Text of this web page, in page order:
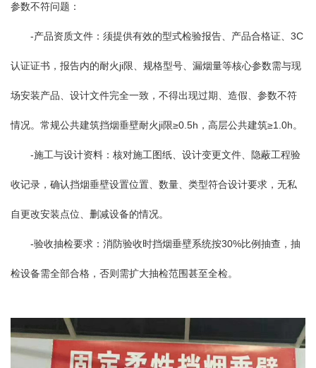
参数不符问题：
-产品资质文件：须提供有效的型式检验报告、产品合格证、3C
认证证书，报告内的耐火ji限、规格型号、漏烟量等核心参数需与现
场安装产品、设计文件完全一致，不得出现过期、造假、参数不符
情况。常规公共建筑挡烟垂壁耐火ji限≥0.5h，高层公共建筑≥1.0h。
-施工与设计资料：核对施工图纸、设计变更文件、隐蔽工程验
收记录，确认挡烟垂壁设置位置、数量、类型符合设计要求，无私
自更改安装点位、删减设备的情况。
-验收抽检要求：消防验收时挡烟垂壁系统按30%比例抽查，抽
检设备需全部合格，否则需扩大抽检范围甚至全检。